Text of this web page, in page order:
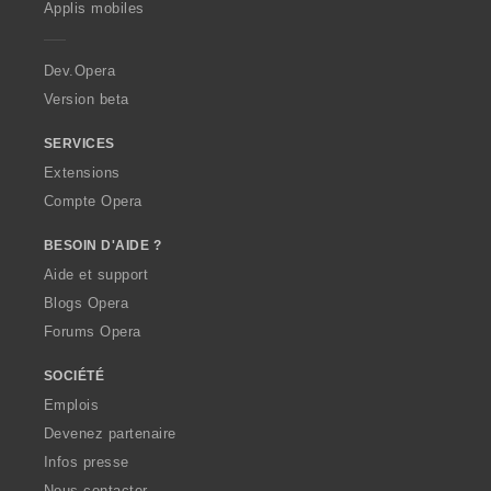
a
Applis mobiles
Dev.Opera
Version beta
SERVICES
Extensions
Compte Opera
BESOIN D'AIDE ?
Aide et support
Blogs Opera
Forums Opera
SOCIÉTÉ
Emplois
Devenez partenaire
Infos presse